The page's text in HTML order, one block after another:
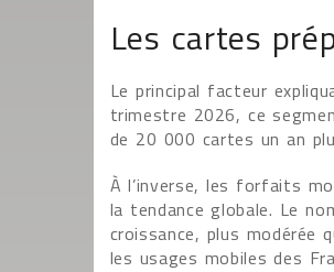
Les cartes
Le principal facteur
trimestre 2026, ce
de 20 000 cartes un an
À l’inverse, les forfaits
la tendance globale. Le
croissance, plus modérée
les usages mobiles des